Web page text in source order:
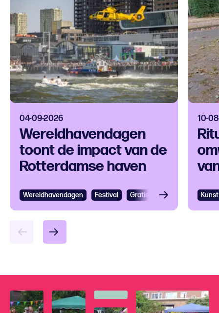
04-09-2026
Wereldhavendagen
toont de impact van de
Rotterdamse haven
Wereldhavendagen Festival Gratis Festival
10-
Kunst
Bekijken